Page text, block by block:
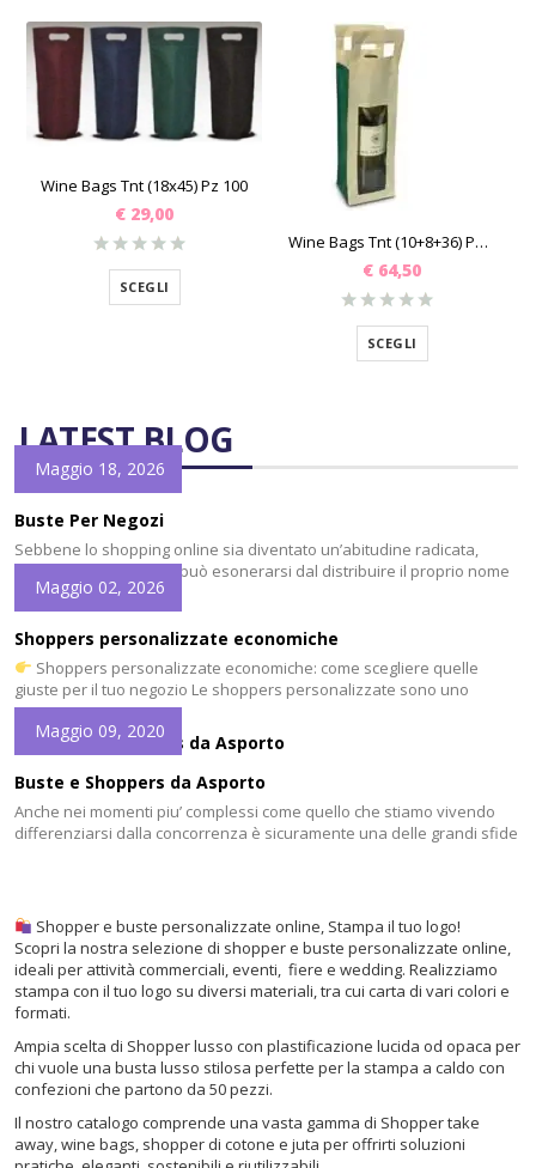
Wine Bags Tnt (18x45) Pz 100
€ 29,00
SCEGLI
Wine Bags Tnt (10+8+36) Pz 50
€ 64,50
SCEGLI
LATEST BLOG
Maggio 18, 2026
Buste Per Negozi
Sebbene lo shopping online sia diventato un’abitudine radicata,
nessun commerciante può esonerarsi dal distribuire il proprio nome
e logo il più possibile. Le Buste Per Negozi sono uno degli elementi a
cui non è possibile rinunciare, è una pubblicità a basso costo.
Esprimono attraverso i colori la personalità e l’eleganza della nostra
attività: un piccolo regalo in una […]
Maggio 02, 2026
Shoppers personalizzate economiche
Shoppers personalizzate economiche: come scegliere quelle
giuste per il tuo negozio Le shoppers personalizzate sono uno
strumento fondamentale per un negozio e trasformare ogni acquisto
in comunicazione del brand. Italy Shoppers⁠ realizza shopper
personalizzate con logo, disponibili in diverse soluzioni economiche e
lusso per attività commerciali.
Perché usare shoppers
personalizzate Una shopper non […]
Maggio 09, 2020
Buste e Shoppers da Asporto
Anche nei momenti piu’ complessi come quello che stiamo vivendo
differenziarsi dalla concorrenza è sicuramente una delle grandi sfide
per la Buste e Shoppers […]
Shopper e buste personalizzate online, Stampa il tuo logo!
Scopri la nostra selezione di shopper e buste personalizzate online,
ideali per attività commerciali, eventi, fiere e wedding. Realizziamo
stampa con il tuo logo su diversi materiali, tra cui carta di vari colori e
formati.
Ampia scelta di Shopper lusso con plastificazione lucida od opaca per
chi vuole una busta lusso stilosa perfette per la stampa a caldo con
confezioni che partono da 50 pezzi.
Il nostro catalogo comprende una vasta gamma di Shopper take
away, wine bags, shopper di cotone e juta per offrirti soluzioni